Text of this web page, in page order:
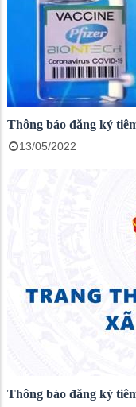
Thông báo đăng ký
13/05/2022
Thông báo đăng ký